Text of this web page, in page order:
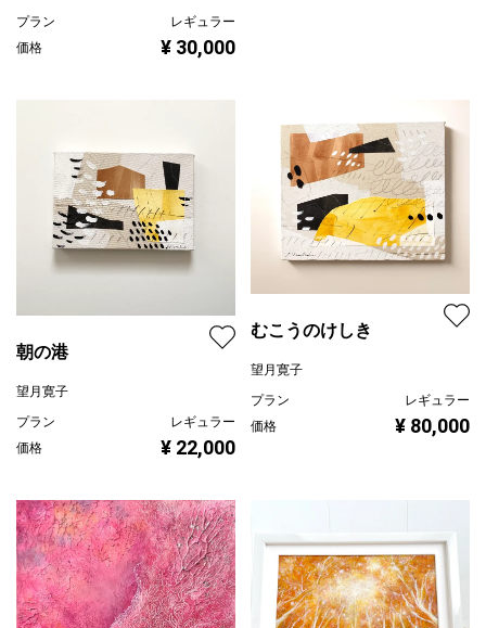
プラン
レギュラー
価格
¥ 30,000
朝の港
望月寛子
プラン
レギュラー
価格
¥ 22,000
むこうのけしき
望月寛子
プラン
レギュラー
価格
¥ 80,000